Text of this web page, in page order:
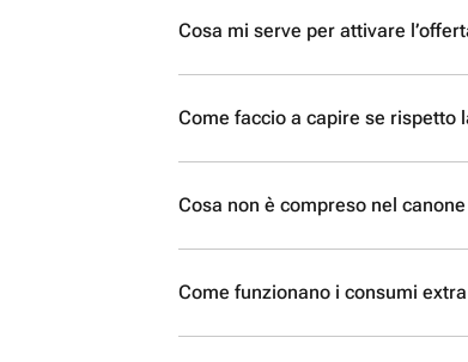
Cosa mi serve per attivare
Come faccio a capire se rispetto
Cosa non è compreso nel
Come funzionano i consumi